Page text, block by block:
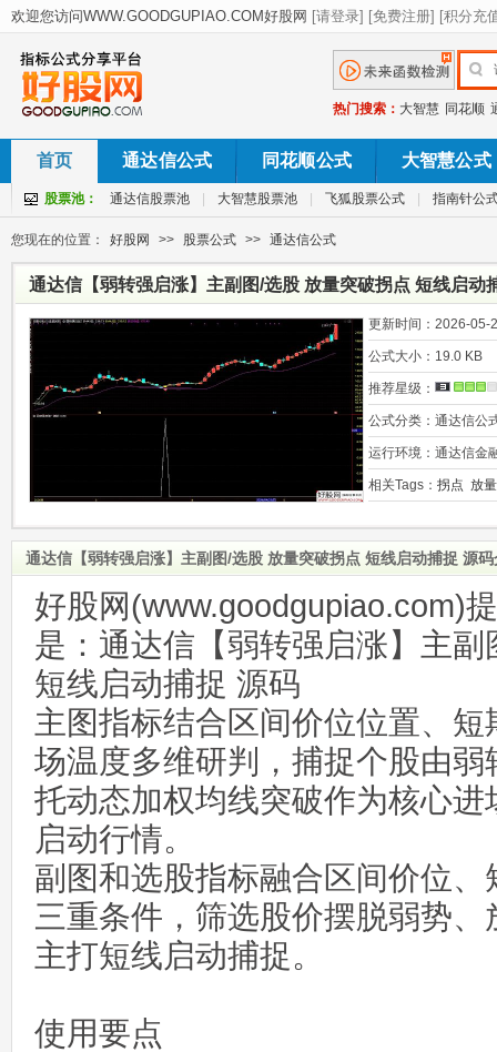
热门搜索： 大智慧 同花顺
首页 通达信公式 同花顺公式 大智慧公式
股票池： 通达信股票池 大智慧股票池 飞狐股票公式 指南针公
您现在的位置： 好股网 >> 股票公式 >> 通达信公式
通达信【弱转强启涨】主副图/选股 放量突破拐点 短线启动
更新时间： 2026-05-
公式大小： 19.0 KB
推荐星级：
公式分类： 通达信公
运行环境： 通达信金
相关Tags： 拐点 放
通达信【弱转强启涨】主副图/选股 放量突破拐点 短线启动捕捉 源码
好股网(www.goodgupiao.com)
是：通达信【弱转强启涨】主
短线启动捕捉 源码
主图指标结合区间价位位置、
场温度多维研判，捕捉个股由
托动态加权均线突破作为核心
启动行情。
副图和选股指标融合区间价位
三重条件，筛选股价摆脱弱势
主打短线启动捕捉。
使用要点